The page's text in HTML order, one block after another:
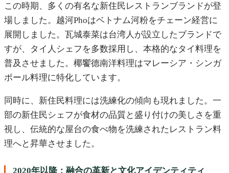
この時期、多くの有名な新住民レストランブランドが登
場しました。越河Phoはベトナム河粉をチェーン経営に
展開しました。瓦城泰菜は台湾人が設立したブランドで
すが、タイ人シェフを多数採用し、本格的なタイ料理を
普及させました。椰饗德南洋料理はマレーシア・シンガ
ポール料理に特化しています。
同時に、新住民料理には洗練化の傾向も現れました。一
部の新住民シェフが食材の品質と盛り付けの美しさを重
視し、伝統的な屋台の食べ物を洗練されたレストラン料
理へと昇華させました。
2020年以降：融合の革新と文化アイデンティティ